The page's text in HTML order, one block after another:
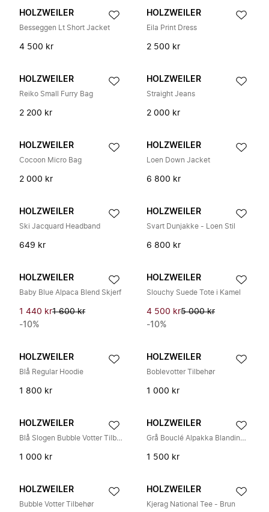
HOLZWEILER
Besseggen Lt Short Jacket
4 500 kr
HOLZWEILER
Eila Print Dress
2 500 kr
HOLZWEILER
Reiko Small Furry Bag
2 200 kr
HOLZWEILER
Straight Jeans
2 000 kr
HOLZWEILER
Cocoon Micro Bag
2 000 kr
HOLZWEILER
Loen Down Jacket
6 800 kr
HOLZWEILER
Ski Jacquard Headband
649 kr
HOLZWEILER
Svart Dunjakke - Loen Stil
6 800 kr
HOLZWEILER
Baby Blue Alpaca Blend Skjerf
1 440 kr1 600 kr
-10%
HOLZWEILER
Slouchy Suede Tote i Kamel
4 500 kr5 000 kr
-10%
HOLZWEILER
Blå Regular Hoodie
1 800 kr
HOLZWEILER
Boblevotter Tilbehør
1 000 kr
HOLZWEILER
Blå Slogen Bubble Votter Tilbehør
1 000 kr
HOLZWEILER
Grå Bouclé Alpakka Blanding Frynset Skjerf
1 500 kr
HOLZWEILER
Bubble Votter Tilbehør
HOLZWEILER
Kjerag National Tee - Brun